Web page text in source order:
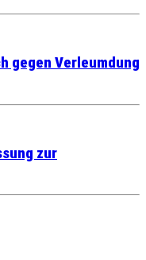
gegen Verleumdung
zur